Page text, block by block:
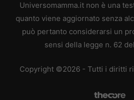
Universomamma.it non è una
quanto viene aggiornato senza
può pertanto considerarsi un
sensi della legge n. 62
Copyright ©2026 - Tutti i diritti